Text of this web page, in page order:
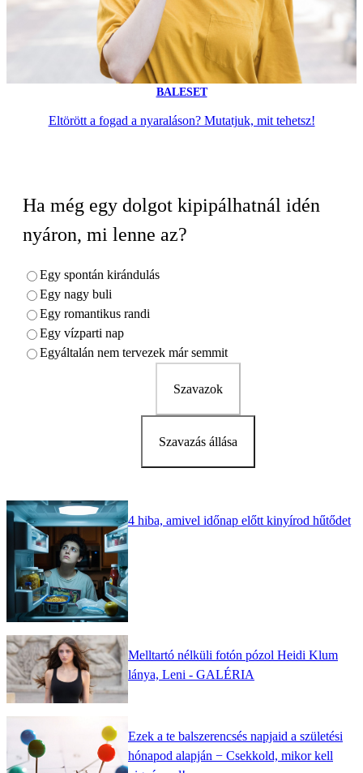
BALESET
Eltörött a fogad a nyaraláson? Mutatjuk, mit tehetsz!
Ha még egy dolgot kipipálhatnál idén
nyáron, mi lenne az?
Egy spontán kirándulás
Egy nagy buli
Egy romantikus randi
Egy vízparti nap
Egyáltalán nem tervezek már semmit
Szavazok
Szavazás állása
4 hiba, amivel időnap előtt kinyírod hűtődet
Melltartó nélküli fotón pózol Heidi Klum
lánya, Leni - GALÉRIA
Ezek a te balszerencsés napjaid a születési
hónapod alapján − Csekkold, mikor kell